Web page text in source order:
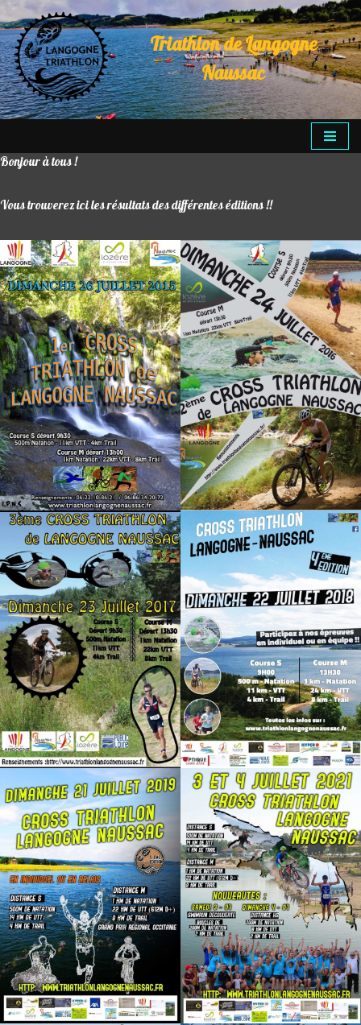
Aller
au
contenu
Triathlon de Langogne
Naussac
Bonjour à tous !
Vous trouverez ici les résultats des différentes éditions !!